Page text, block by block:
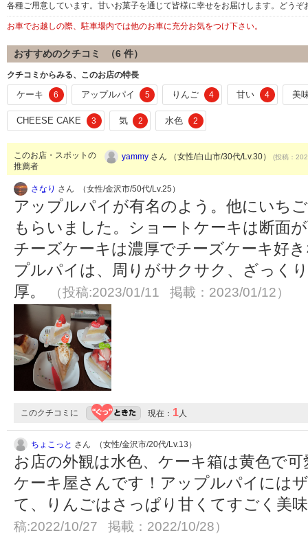
各種ご用意しています。甘いお菓子を通じて皆様に幸せをお届けします。どうぞ
お車でお越しの際、駐車場内では他のお車に充分お気をつけ下さい。
おすすめのクチコミ （6 件）
クチコミからみる、このお店の特長
ケーキ 6 アップルパイ 5 りんご 4 甘い 4 美
CHEESE CAKE 3 気 2 水色 2
このお店・スポットの
推薦者
yammy さん （女性/白山市/30代/Lv.30） (投稿：
さなり さん （女性/金沢市/50代/Lv.25）
アップルパイが有名のよう。他にいち
もらいました。ショートケーキは断面
チーズケーキは濃厚でチーズケーキ好
プルパイは、周りがサクサク、ざっく
厚。
（投稿:2023/01/11 掲載：2023/01/12）
このクチコミに 現在： 1人
ちょこっと さん （女性/金沢市/20代/Lv.13）
お店の外観は水色、ケーキ箱は黄色で
ケーキ屋さんです！アップルパイには
て、りんごはさっぱり甘くてすごく美
稿:2022/10/27 掲載：2022/10/28）